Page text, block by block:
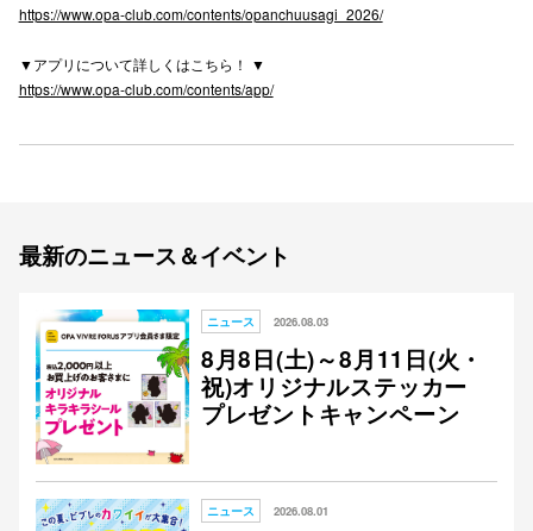
https://www.opa-club.com/contents/opanchuusagi_2026/
▼アプリについて詳しくはこちら！ ▼
https://www.opa-club.com/contents/app/
最新のニュース＆イベント
ニュース 2026.08.03
8月8日(土)～8月11日(火・
祝)オリジナルステッカー
プレゼントキャンペーン
ニュース 2026.08.01